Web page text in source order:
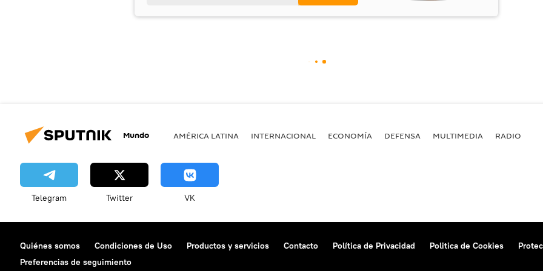
Mundo AMÉRICA LATINA INTERNACIONAL ECONOMÍA DEFENSA MULTIMEDIA RADIO
Telegram Twitter VK
Quiénes somos Condiciones de Uso Productos y servicios Contacto Política de Privacidad Politica de Cookies
Preferencias de seguimiento